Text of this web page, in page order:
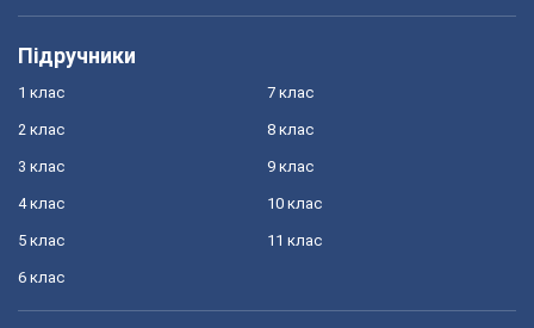
Підручники
1 клас
2 клас
3 клас
4 клас
5 клас
6 клас
7 клас
8 клас
9 клас
10 клас
11 клас